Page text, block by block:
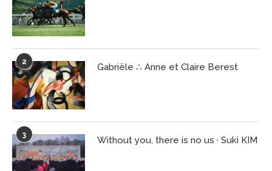
2 Gabriële ∴ Anne et Claire Berest
3 Without you, there is no us · Suki KIM